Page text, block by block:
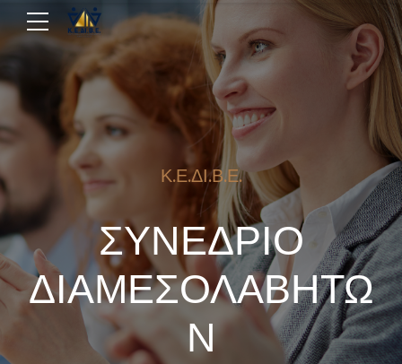
Κ.Ε.ΔΙ.Β.Ε.
ΣΥΝΕΔΡΙΟ
ΔΙΑΜΕΣΟΛΑΒΗΤΩ
Ν